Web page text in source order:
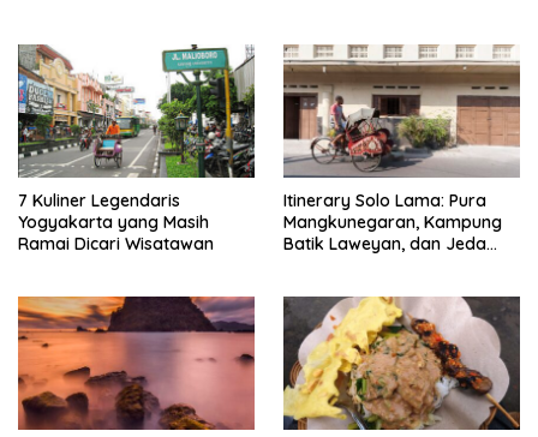
7 Kuliner Legendaris
Yogyakarta yang Masih
Ramai Dicari Wisatawan
Itinerary Solo Lama: Pura
Mangkunegaran, Kampung
Batik Laweyan, dan Jeda